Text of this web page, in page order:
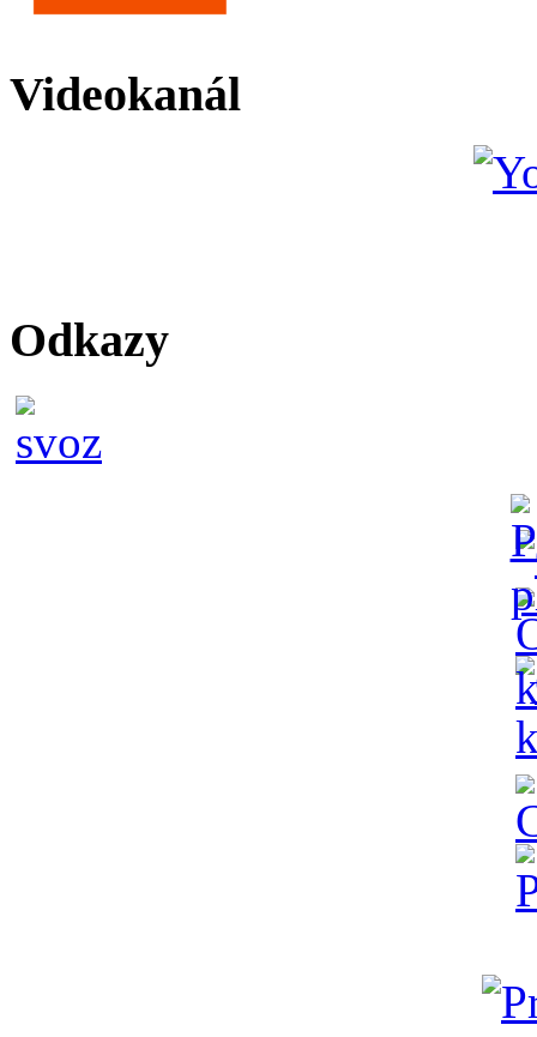
Videokanál
Odkazy